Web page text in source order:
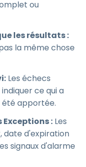
ou
les résultats :
la même chose
Les échecs
ce qui a
apportée.
: Les
date d'expiration
signaux d'alarme